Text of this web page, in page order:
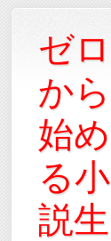
ゼロ
から
始め
る小
説生